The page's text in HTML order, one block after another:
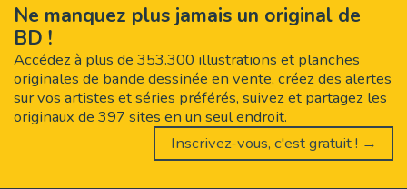
Ne manquez plus jamais un original de
BD !
Accédez à plus de 353.300 illustrations et planches
originales de bande dessinée en vente, créez des alertes
sur vos artistes et séries préférés, suivez et partagez les
originaux de 397 sites en un seul endroit.
Inscrivez-vous, c'est gratuit ! →